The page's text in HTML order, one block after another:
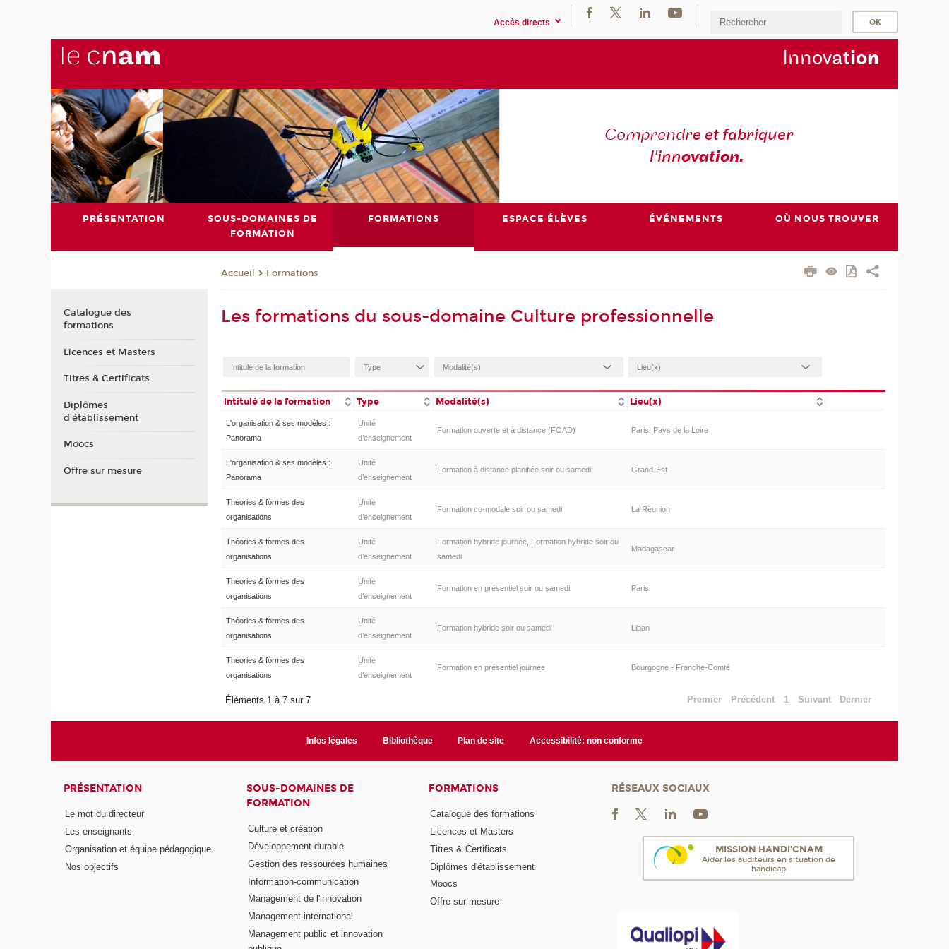
Accès directs
Innovation
Comprendre et fabriquer
l'innovation.
PRÉSENTATION
SOUS-DOMAINES DE
FORMATION
FORMATIONS ESPACE ÉLÈVES ÉVÉNEMENTS OÙ NOUS TROUVER
Accueil Formations
Les formations du sous-domaine Culture professionnelle
Intitulé de la formation Type Modalité(s) Lieu(x)
L'organisation & ses modèles :
Panorama
Unité
d’enseignement
Formation ouverte et à distance (FOAD) Paris, Pays de la Loire
L'organisation & ses modèles :
Panorama
Unité
d’enseignement
Formation à distance planifiée soir ou samedi Grand-Est
Théories & formes des
organisations
Unité
d’enseignement
Formation co-modale soir ou samedi La Réunion
Théories & formes des
organisations
Unité
d’enseignement
Formation hybride journée, Formation hybride soir ou
samedi
Madagascar
Théories & formes des
organisations
Unité
d’enseignement
Formation en présentiel soir ou samedi Paris
Théories & formes des
organisations
Unité
d’enseignement
Formation hybride soir ou samedi Liban
Théories & formes des
organisations
Unité
d’enseignement
Formation en présentiel journée Bourgogne - Franche-Comté
Éléments 1 à 7 sur 7 Premier Précédent 1 Suivant Dernier
Catalogue des
formations
Licences et Masters
Titres & Certificats
Diplômes
d'établissement
Moocs
Offre sur mesure
Infos légales Bibliothèque Plan de site Accessibilité: non conforme
PRÉSENTATION
Le mot du directeur
Les enseignants
Organisation et équipe pédagogique
Nos objectifs
SOUS-DOMAINES DE
FORMATION
Culture et création
Développement durable
Gestion des ressources humaines
Information-communication
Management de l'innovation
Management international
Management public et innovation
FORMATIONS
Catalogue des formations
Licences et Masters
Titres & Certificats
Diplômes d'établissement
Moocs
Offre sur mesure
RÉSEAUX SOCIAUX
MISSION HANDI'CNAM
Aider les auditeurs en situation de
handicap